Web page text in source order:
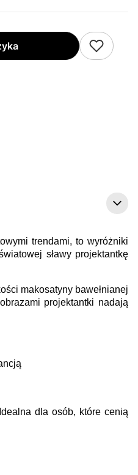
trendami, to wyróżniki
sławy projektantkę
makosatyny bawełnianej
projektantki nadają
dla osób, które cenią